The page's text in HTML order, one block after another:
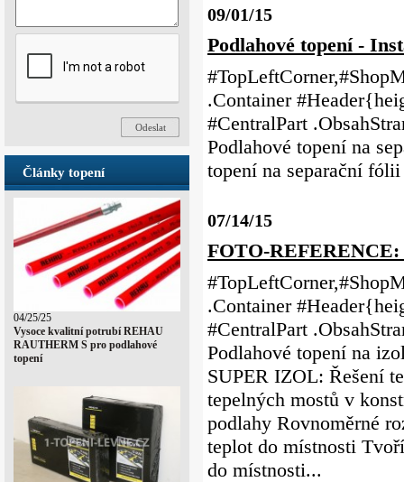
Články topení
04/25/25
Vysoce kvalitní potrubí REHAU
RAUTHERM S pro podlahové
topení
09/01/15
Podlahové topení -
.Container
#CentralPart
Podlahové topení na
topení na
07/14/15
FOTO-REFERENCE:
.Container
#CentralPart
Podlahové topení na
SUPER IZOL: Řešení
tepelných mostů v
podlahy Rovnoměrné
teplot do místnosti
do místnosti...